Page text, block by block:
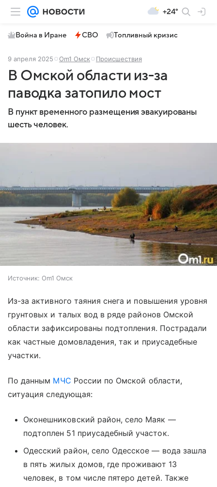
+24°
Война в Иране СВО Топливный кризис
9 апреля 2025 Om1 Омск Происшествия
В Омской области из-за
паводка затопило мост
В пункт временного размещения эвакуированы
шесть человек.
Источник: Om1 Омск
Из-за активного таяния снега и повышения уровня
грунтовых и талых вод в ряде районов Омской
области зафиксированы подтопления. Пострадали
как частные домовладения, так и приусадебные
участки.
По данным МЧС России по Омской области,
ситуация следующая:
Оконешниковский район, село Маяк —
подтоплен 51 приусадебный участок.
Одесский район, село Одесское — вода зашла
в пять жилых домов, где проживают 13
человек, в том числе пятеро детей. Также